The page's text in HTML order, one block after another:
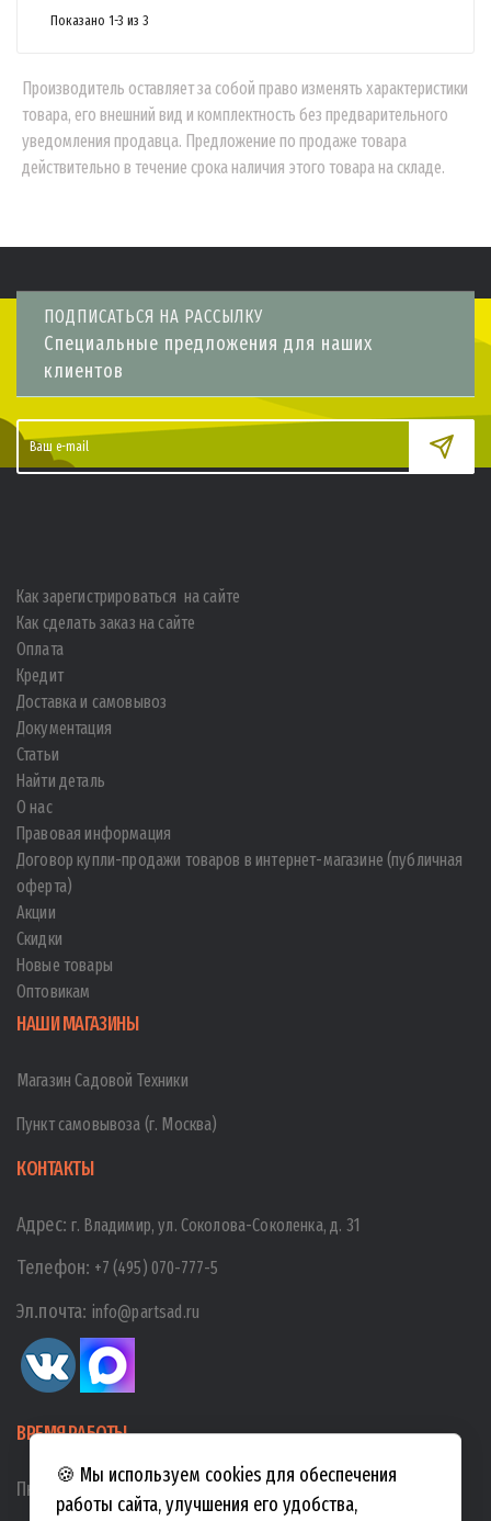
Показано 1-3 из 3
Производитель оставляет за собой право изменять характеристики
товара, его внешний вид и комплектность без предварительного
уведомления продавца. Предложение по продаже товара
действительно в течение срока наличия этого товара на складе.
ПОДПИСАТЬСЯ НА РАССЫЛКУ
Специальные предложения для наших
клиентов
Как зарегистрироваться на сайте
Как сделать заказ на сайте
Оплата
Кредит
Доставка и самовывоз
Документация
Статьи
Найти деталь
О нас
Правовая информация
Договор купли-продажи товаров в интернет-магазине (публичная
оферта)
Акции
Скидки
Новые товары
Оптовикам
НАШИ МАГАЗИНЫ
Магазин Садовой Техники
Пункт самовывоза (г. Москва)
КОНТАКТЫ
Адрес:г. Владимир, ул. Соколова-Соколенка, д. 31
Телефон: +7 (495) 070-777-5
Эл.почта: info@partsad.ru
ВРЕМЯ РАБОТЫ
Пн-Пт: 10:00-19:00
🍪 Мы используем cookies для обеспечения
работы сайта, улучшения его удобства,